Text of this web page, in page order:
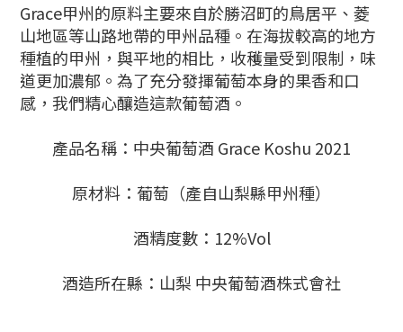
Grace甲州的原料主要來自於勝沼町的鳥居平、菱
山地區等山路地帶的甲州品種。在海拔較高的地方
種植的甲州，與平地的相比，收穫量受到限制，味
道更加濃郁。為了充分發揮葡萄本身的果香和口
感，我們精心釀造這款葡萄酒。
產品名稱：中央葡萄酒 Grace Koshu 2021
原材料：葡萄（產自山梨縣甲州種）
酒精度數：12%Vol
酒造所在縣：山梨 中央葡萄酒株式會社